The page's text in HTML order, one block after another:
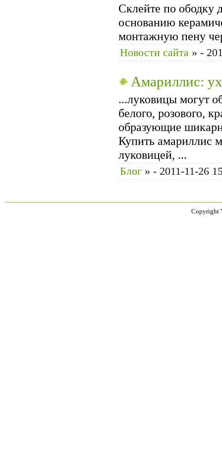
Склейте по ободку
основанию
мон­тажную пену
Новости сайта » -
Амариллис:
...луковицы могут
белого, розового,
образующие
Купить амариллис
луковицей, ...
Блог » - 2011-11-26
Copyright